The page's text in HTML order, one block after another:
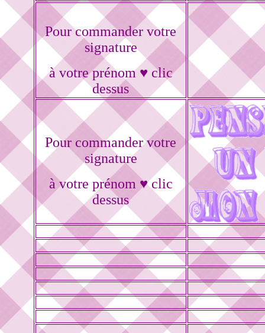
Pour commander votre
signature
à votre prénom ♥ clic
dessus
Pour commander votre
signature
à votre prénom ♥ clic
dessus